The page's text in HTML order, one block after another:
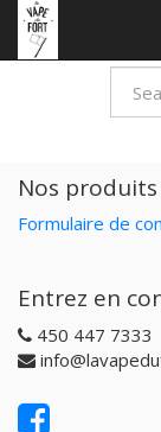
Nos
Formulaire de
Entrez en
450 447 7333